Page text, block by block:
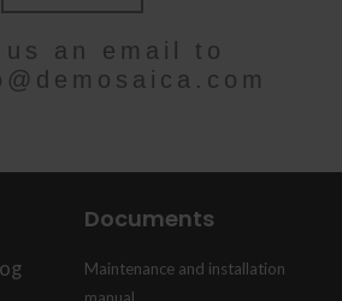
us an email to
Documents
Maintenance and installation
manual